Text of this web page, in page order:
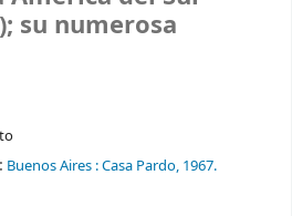
su numerosa
Buenos Aires :Casa Pardo, 1967.